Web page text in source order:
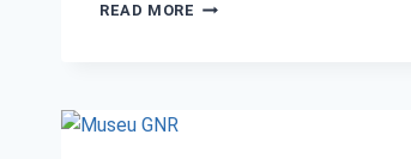
READ MORE